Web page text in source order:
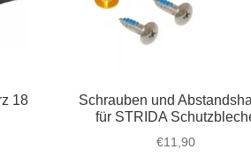
18
Schrauben und
für STRIDA
€11,90